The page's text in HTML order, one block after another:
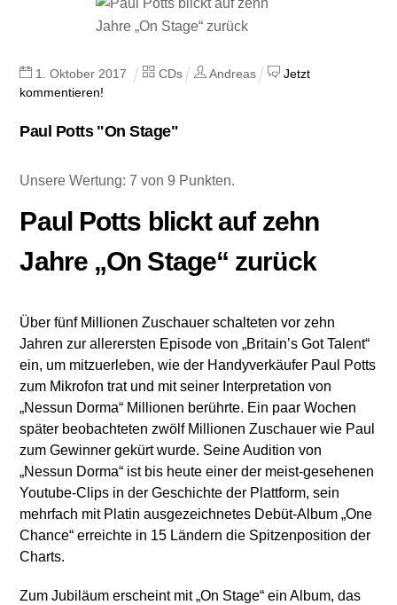
1 .Oktober 2017 CDs Andreas
Jetzt
kommentieren!
Paul Potts "On Stage"
Unsere Wertung: 7 von 9 Punkten.
Paul Potts blickt auf zehn
Jahre „On Stage“ zurück
Über fünf Millionen Zuschauer schalteten vor zehn
Jahren zur allerersten Episode von „Britain’s Got Talent“
ein, um mitzuerleben, wie der Handyverkäufer Paul Potts
zum Mikrofon trat und mit seiner Interpretation von
„Nessun Dorma“ Millionen berührte. Ein paar Wochen
später beobachteten zwölf Millionen Zuschauer wie Paul
zum Gewinner gekürt wurde. Seine Audition von
„Nessun Dorma“ ist bis heute einer der meist-gesehenen
Youtube-Clips in der Geschichte der Plattform, sein
mehrfach mit Platin ausgezeichnetes Debüt-Album „One
Chance“ erreichte in 15 Ländern die Spitzenposition der
Charts.
Zum Jubiläum erscheint mit „On Stage“ ein Album, das